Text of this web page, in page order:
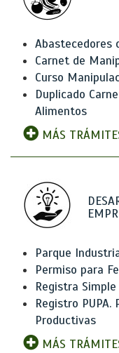
Abastecedores
Carnet de
Curso
Duplicado
Alimentos
MÁS
Parque
Permiso para
Registra Simple
Registro PUPA.
Productivas
MÁS